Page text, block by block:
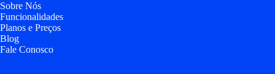
Sobre Nós
Funcionalidades
Planos e Preços
Blog
Fale Conosco